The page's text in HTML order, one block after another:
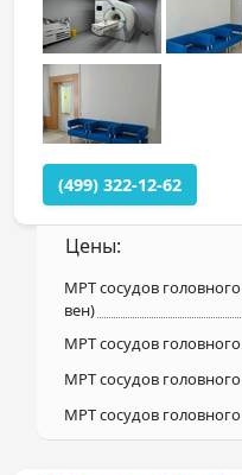
(499) 322-12-62
Цены:
МРТ сосудов
вен)
МРТ сосудов
МРТ сосудов
МРТ сосудов